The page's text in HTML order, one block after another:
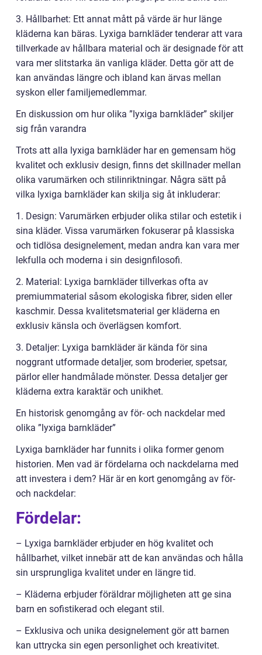
3. Hållbarhet: Ett annat mått på värde är hur länge
kläderna kan bäras. Lyxiga barnkläder tenderar att vara
tillverkade av hållbara material och är designade för att
vara mer slitstarka än vanliga kläder. Detta gör att de
kan användas längre och ibland kan ärvas mellan
syskon eller familjemedlemmar.
En diskussion om hur olika ”lyxiga barnkläder” skiljer
sig från varandra
Trots att alla lyxiga barnkläder har en gemensam hög
kvalitet och exklusiv design, finns det skillnader mellan
olika varumärken och stilinriktningar. Några sätt på
vilka lyxiga barnkläder kan skilja sig åt inkluderar:
1. Design: Varumärken erbjuder olika stilar och estetik i
sina kläder. Vissa varumärken fokuserar på klassiska
och tidlösa designelement, medan andra kan vara mer
lekfulla och moderna i sin designfilosofi.
2. Material: Lyxiga barnkläder tillverkas ofta av
premiummaterial såsom ekologiska fibrer, siden eller
kaschmir. Dessa kvalitetsmaterial ger kläderna en
exklusiv känsla och överlägsen komfort.
3. Detaljer: Lyxiga barnkläder är kända för sina
noggrant utformade detaljer, som broderier, spetsar,
pärlor eller handmålade mönster. Dessa detaljer ger
kläderna extra karaktär och unikhet.
En historisk genomgång av för- och nackdelar med
olika ”lyxiga barnkläder”
Lyxiga barnkläder har funnits i olika former genom
historien. Men vad är fördelarna och nackdelarna med
att investera i dem? Här är en kort genomgång av för-
och nackdelar:
Fördelar:
– Lyxiga barnkläder erbjuder en hög kvalitet och
hållbarhet, vilket innebär att de kan användas och hålla
sin ursprungliga kvalitet under en längre tid.
– Kläderna erbjuder föräldrar möjligheten att ge sina
barn en sofistikerad och elegant stil.
– Exklusiva och unika designelement gör att barnen
kan uttrycka sin egen personlighet och kreativitet.